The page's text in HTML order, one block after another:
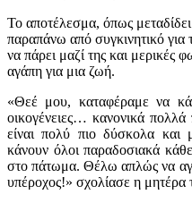
Το αποτέλεσμα, όπως
παραπάνω από συγκινητικό για
να πάρει μαζί της και μερικές
αγάπη για μια ζωή.
«Θεέ μου, καταφέραμε να
οικογένειες… κανονικά
είναι πολύ πιο δύσκολα
κάνουν όλοι παραδοσιακά
στο πάτωμα. Θέλω απλώς να
υπέροχος!» σχολίασε η μητέρα